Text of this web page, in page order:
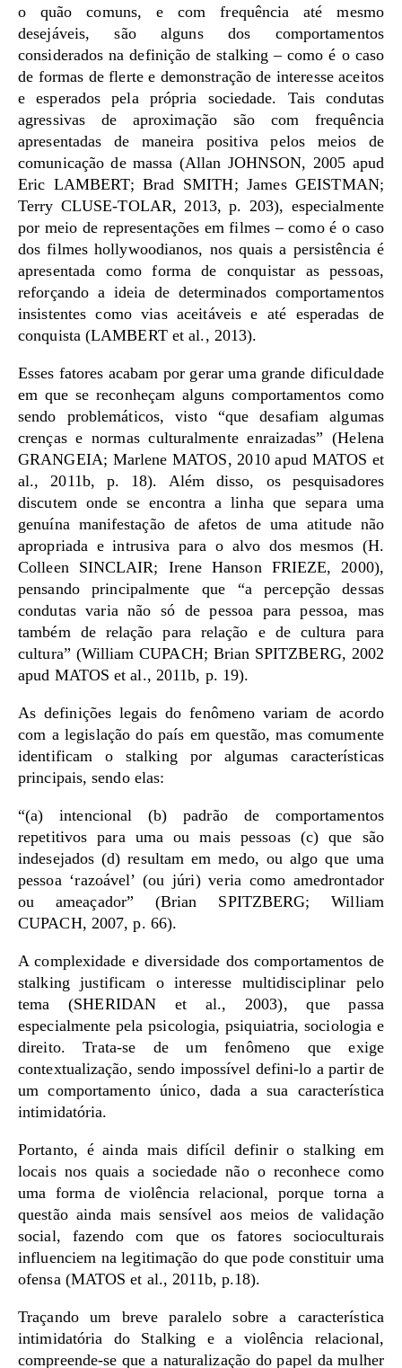
o quão comuns, e com frequência até mesmo
desejáveis, são alguns dos comportamentos
considerados na definição de stalking – como é o caso
de formas de flerte e demonstração de interesse aceitos
e esperados pela própria sociedade. Tais condutas
agressivas de aproximação são com frequência
apresentadas de maneira positiva pelos meios de
comunicação de massa (Allan JOHNSON, 2005 apud
Eric LAMBERT; Brad SMITH; James GEISTMAN;
Terry CLUSE-TOLAR, 2013, p. 203), especialmente
por meio de representações em filmes – como é o caso
dos filmes hollywoodianos, nos quais a persistência é
apresentada como forma de conquistar as pessoas,
reforçando a ideia de determinados comportamentos
insistentes como vias aceitáveis e até esperadas de
conquista (LAMBERT et al., 2013).
Esses fatores acabam por gerar uma grande dificuldade
em que se reconheçam alguns comportamentos como
sendo problemáticos, visto “que desafiam algumas
crenças e normas culturalmente enraizadas” (Helena
GRANGEIA; Marlene MATOS, 2010 apud MATOS et
al., 2011b, p. 18). Além disso, os pesquisadores
discutem onde se encontra a linha que separa uma
genuína manifestação de afetos de uma atitude não
apropriada e intrusiva para o alvo dos mesmos (H.
Colleen SINCLAIR; Irene Hanson FRIEZE, 2000),
pensando principalmente que “a percepção dessas
condutas varia não só de pessoa para pessoa, mas
também de relação para relação e de cultura para
cultura” (William CUPACH; Brian SPITZBERG, 2002
apud MATOS et al., 2011b, p. 19).
As definições legais do fenômeno variam de acordo
com a legislação do país em questão, mas comumente
identificam o stalking por algumas características
principais, sendo elas:
“(a) intencional (b) padrão de comportamentos
repetitivos para uma ou mais pessoas (c) que são
indesejados (d) resultam em medo, ou algo que uma
pessoa ‘razoável’ (ou júri) veria como amedrontador
ou ameaçador” (Brian SPITZBERG; William
CUPACH, 2007, p. 66).
A complexidade e diversidade dos comportamentos de
stalking justificam o interesse multidisciplinar pelo
tema (SHERIDAN et al., 2003), que passa
especialmente pela psicologia, psiquiatria, sociologia e
direito. Trata-se de um fenômeno que exige
contextualização, sendo impossível defini-lo a partir de
um comportamento único, dada a sua característica
intimidatória.
Portanto, é ainda mais difícil definir o stalking em
locais nos quais a sociedade não o reconhece como
uma forma de violência relacional, porque torna a
questão ainda mais sensível aos meios de validação
social, fazendo com que os fatores socioculturais
influenciem na legitimação do que pode constituir uma
ofensa (MATOS et al., 2011b, p.18).
Traçando um breve paralelo sobre a característica
intimidatória do Stalking e a violência relacional,
compreende-se que a naturalização do papel da mulher